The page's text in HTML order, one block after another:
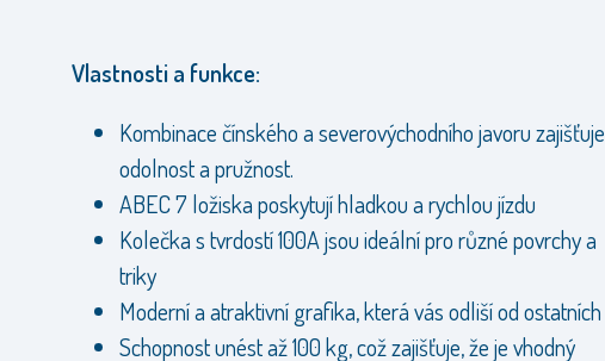
Vlastnosti a funkce:
Kombinace čínského a severovýchodního javoru zajišťuje
odolnost a pružnost.
ABEC 7 ložiska poskytují hladkou a rychlou jízdu
Kolečka s tvrdostí 100A jsou ideální pro různé povrchy a
triky
Moderní a atraktivní grafika, která vás odliší od ostatních
Schopnost unést až 100 kg, což zajišťuje, že je vhodný